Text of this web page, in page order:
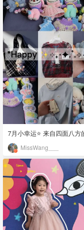
7月小幸运⭐️ 来自四面八
MissWang___